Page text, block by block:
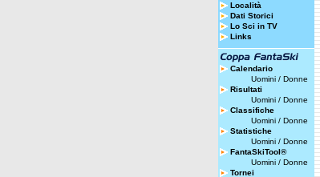
Località
Dati Storici
Lo Sci in TV
Links
Calendario
Uomini / Donne
Risultati
Uomini / Donne
Classifiche
Uomini / Donne
Statistiche
Uomini / Donne
FantaSkiTool®
Uomini / Donne
Tornei